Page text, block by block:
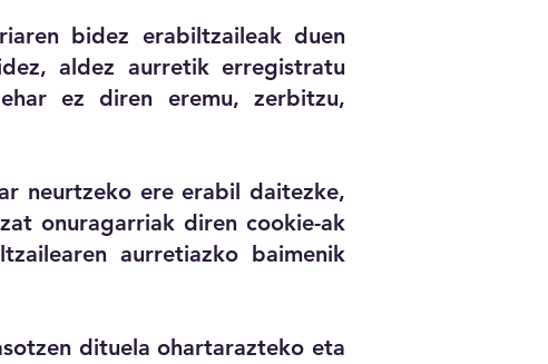
bidez erabiltzaileak duen
aldez aurretik erregistratu
ez diren eremu, zerbitzu,
neurtzeko ere erabil daitezke,
onuragarriak diren cookie-ak
aurretiazko baimenik
dituela ohartarazteko eta